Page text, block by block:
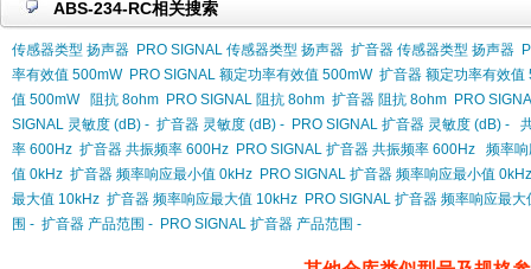
ABS-234-RC相关搜索
传感器类型 扬声器 PRO SIGNAL 传感器类型 扬声器 扩音器 传感器类型 扬声器
率有效值 500mW PRO SIGNAL 额定功率有效值 500mW 扩音器 额定功率有效值
值 500mW
阻抗 8ohm PRO SIGNAL 阻抗 8ohm 扩音器 阻抗 8ohm PRO
SIGNAL 灵敏度 (dB) - 扩音器 灵敏度 (dB) - PRO SIGNAL 扩音器 灵敏度 (dB) -
率 600Hz 扩音器 共振频率 600Hz PRO SIGNAL 扩音器 共振频率 600Hz
频率
值 0kHz 扩音器 频率响应最小值 0kHz PRO SIGNAL 扩音器 频率响应最小值 0kHz
最大值 10kHz 扩音器 频率响应最大值 10kHz PRO SIGNAL 扩音器 频率响应最
围 - 扩音器 产品范围 - PRO SIGNAL 扩音器 产品范围 -